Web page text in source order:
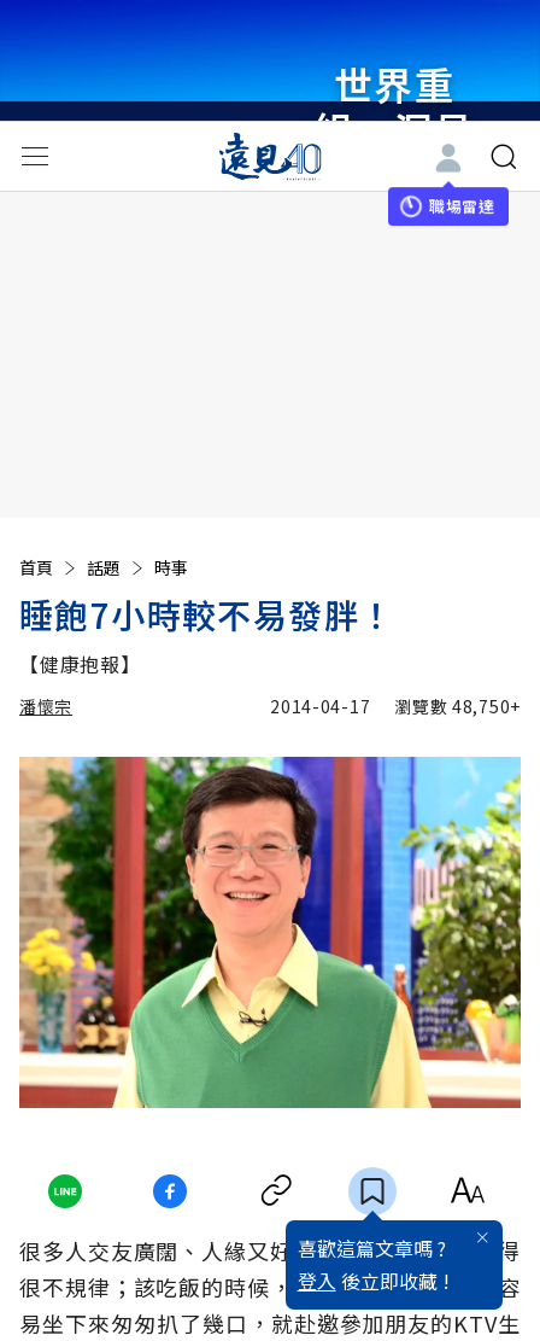
世界重
組・洞見
未來 與
世界領袖
職場雷達
首頁 話題 時事
睡飽7小時較不易發胖！
【健康抱報】
潘懷宗 2014-04-17 瀏覽數48,750+
喜歡這篇文章嗎 ?
登入 後立即收藏 !
很多人交友廣闊、人緣又好、愛湊熱鬧，生活變得
很不規律；該吃飯的時候，忙得沒時間吃，好不容
易坐下來匆匆扒了幾口，就赴邀參加朋友的KTV生